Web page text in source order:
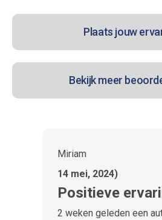
Plaats jouw
Bekijk meer
Miriam
14 mei, 2024)
Positieve
2 weken geleden een